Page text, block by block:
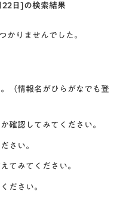
22日]の検索結果
かりませんでした。
（情報名がひらがなでも登
確認してみてください。
さい。
てみてください。
ださい。